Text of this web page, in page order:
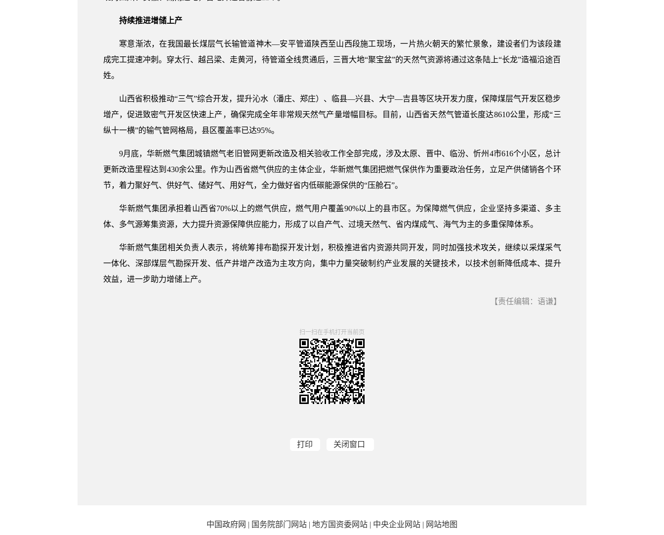
持续推进增储上产
寒意渐浓，在我国最长煤层气长输管道神木—安平管道陕西至山西段施工现场，一片热火朝天的繁忙景象，建设者们为该段建
成完工提速冲刺。穿太行、越吕梁、走黄河，待管道全线贯通后，三晋大地“聚宝盆”的天然气资源将通过这条陆上“长龙”造福沿途百
姓。
山西省积极推动“三气”综合开发，提升沁水（潘庄、郑庄）、临县—兴县、大宁—吉县等区块开发力度，保障煤层气开发区稳步
增产，促进致密气开发区快速上产，确保完成全年非常规天然气产量增幅目标。目前，山西省天然气管道长度达8610公里，形成“三
纵十一横”的输气管网格局，县区覆盖率已达95%。
9月底，华新燃气集团城镇燃气老旧管网更新改造及相关验收工作全部完成，涉及太原、晋中、临汾、忻州4市616个小区，总计
更新改造里程达到430余公里。作为山西省燃气供应的主体企业，华新燃气集团把燃气保供作为重要政治任务，立足产供储销各个环
节，着力聚好气、供好气、储好气、用好气，全力做好省内低碳能源保供的“压舱石”。
华新燃气集团承担着山西省70%以上的燃气供应，燃气用户覆盖90%以上的县市区。为保障燃气供应，企业坚持多渠道、多主
体、多气源筹集资源，大力提升资源保障供应能力，形成了以自产气、过境天然气、省内煤成气、海气为主的多重保障体系。
华新燃气集团相关负责人表示，将统筹排布勘探开发计划，积极推进省内资源共同开发，同时加强技术攻关，继续以采煤采气
一体化、深部煤层气勘探开发、低产井增产改造为主攻方向，集中力量突破制约产业发展的关键技术，以技术创新降低成本、提升
效益，进一步助力增储上产。
【责任编辑：语谦】
扫一扫在手机打开当前页
打印 关闭窗口